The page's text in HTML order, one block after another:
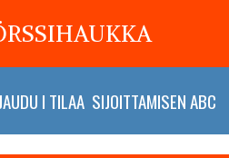
I TILAA SIJOITTAMISEN ABC